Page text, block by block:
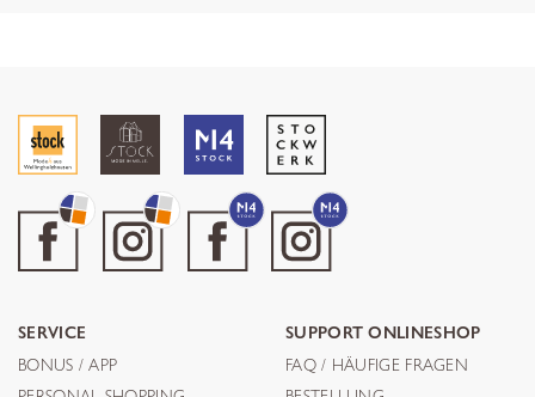
SERVICE
BONUS / APP
SUPPORT ONLINESHOP
FAQ / HÄUFIGE FRAGEN